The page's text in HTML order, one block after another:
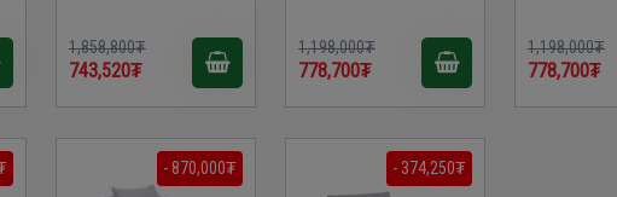
1,858,800₮
743,520₮
1,198,000₮
778,700₮
1,198,000₮
778,700₮
- 870,000₮ - 374,250₮